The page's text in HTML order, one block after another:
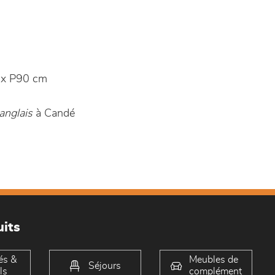
P90 cm
à Candé
&
Séjours
Meubles de
complément